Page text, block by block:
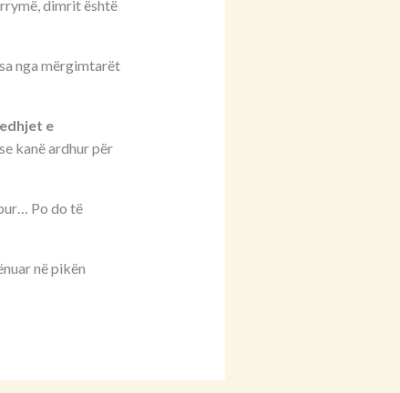
dimrit është
nga mërgimtarët
e
kanë ardhur për
Po do të
në pikën